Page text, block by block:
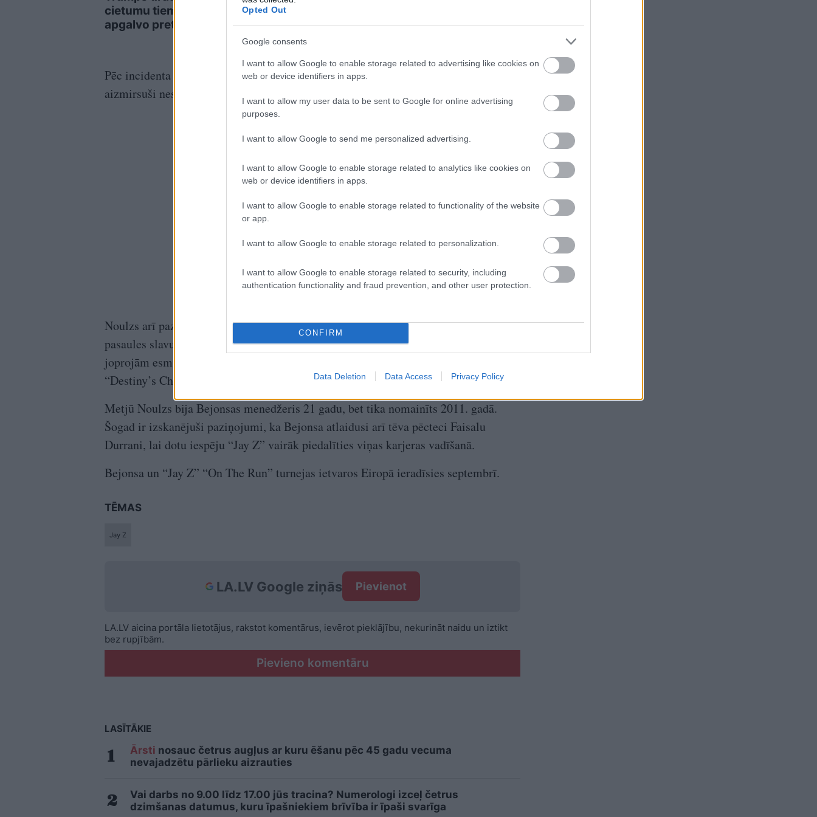
Opted Out
Google consents
I want to allow Google to enable storage related to advertising like cookies on
web or device identifiers in apps.
I want to allow my user data to be sent to Google for online advertising
purposes.
I want to allow Google to send me personalized advertising.
I want to allow Google to enable storage related to analytics like cookies on
web or device identifiers in apps.
I want to allow Google to enable storage related to functionality of the website
or app.
I want to allow Google to enable storage related to personalization.
I want to allow Google to enable storage related to security, including
authentication functionality and fraud prevention, and other user protection.
CONFIRM
Data Deletion Data Access Privacy Policy
cietumu tiem, kuri
apgalvo pretējo
saimnieks tiesā nespēj
valdīt asaras
neapskaužamā
Pēc incidenta visi trīs mūziķi ir publicējuši vienotu paziņojumu, kurā uzsver, ka “ir
aizmirsuši nesaskaņas un ir vienota ģimene”.
Noulzs arī paziņoja, ka gada laikā apvienosies grupa “Destiny’s Child”, kurā
pasaules slavu vēl pirms savas solokarjeras guva Bejonsa. “Cilvēki to nezina, bet es
joprojām esmu grupas “Destiny’s Child” menedžeris. Varbūt tiks izdots vēl viens
“Destiny’s Child” mūzikas albums,” viņš teica.
Metjū Noulzs bija Bejonsas menedžeris 21 gadu, bet tika nomainīts 2011. gadā.
Šogad ir izskanējuši paziņojumi, ka Bejonsa atlaidusi arī tēva pēcteci Faisalu
Durrani, lai dotu iespēju “Jay Z” vairāk piedalīties viņas karjeras vadīšanā.
Bejonsa un “Jay Z” “On The Run” turnejas ietvaros Eiropā ieradīsies septembrī.
TĒMAS
Jay Z
LA.LV Google ziņās Pievienot
LA.LV aicina portāla lietotājus, rakstot komentārus, ievērot pieklājību, nekurināt naidu un iztikt
bez rupjībām.
Pievieno komentāru
LASĪTĀKIE
Ārsti nosauc četrus augļus ar kuru ēšanu pēc 45 gadu vecuma
nevajadzētu pārlieku aizrauties
Vai darbs no 9.00 līdz 17.00 jūs tracina? Numerologi izceļ četrus
dzimšanas datumus, kuru īpašniekiem brīvība ir īpaši svarīga